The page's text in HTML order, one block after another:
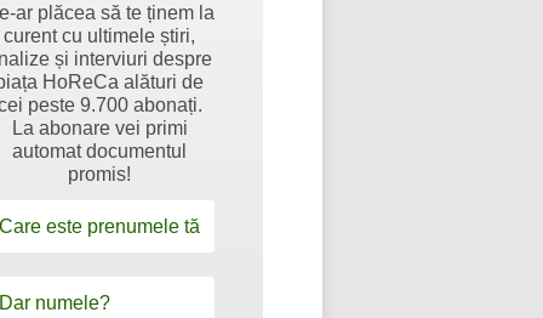
ar plăcea să te ținem la
curent cu ultimele știri,
și interviuri despre
HoReCa alături de
peste 9.700 abonați.
La abonare vei primi
automat documentul
promis!